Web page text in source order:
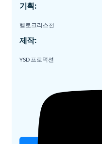
기획:
헬로크리스천
제작:
YSD 프로덕션